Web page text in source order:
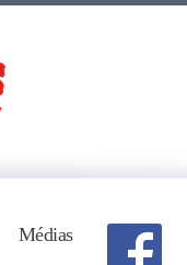
Médias